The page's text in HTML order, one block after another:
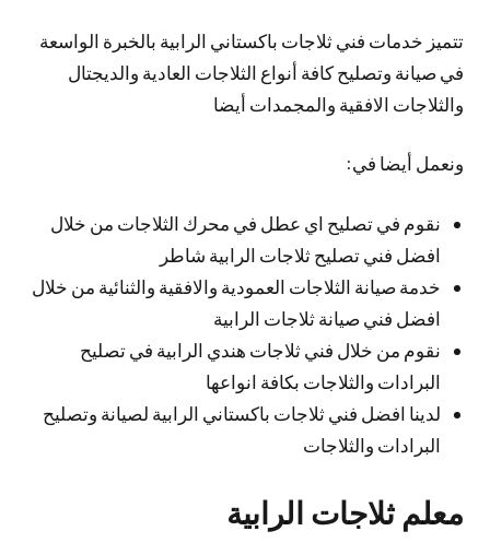
تتميز خدمات فني ثلاجات باكستاني الرابية بالخبرة الواسعة
في صيانة وتصليح كافة أنواع الثلاجات العادية والديجتال
والثلاجات الافقية والمجمدات أيضا
ونعمل أيضا في:
نقوم في تصليح اي عطل في محرك الثلاجات من خلال
افضل فني تصليح ثلاجات الرابية شاطر
خدمة صيانة الثلاجات العمودية والافقية والثنائية من خلال
افضل فني صيانة ثلاجات الرابية
نقوم من خلال فني ثلاجات هندي الرابية في تصليح
البرادات والثلاجات بكافة انواعها
لدينا افضل فني ثلاجات باكستاني الرابية لصيانة وتصليح
البرادات والثلاجات
معلم ثلاجات الرابية